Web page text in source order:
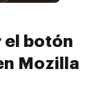
el botón
Mozilla